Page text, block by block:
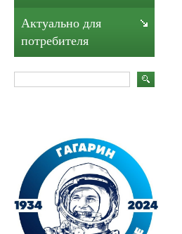
Актуально для
потребителя